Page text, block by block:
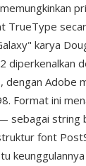
TrueType
karya
diperkenalkan
Adobe
Format ini
sebagai string
font